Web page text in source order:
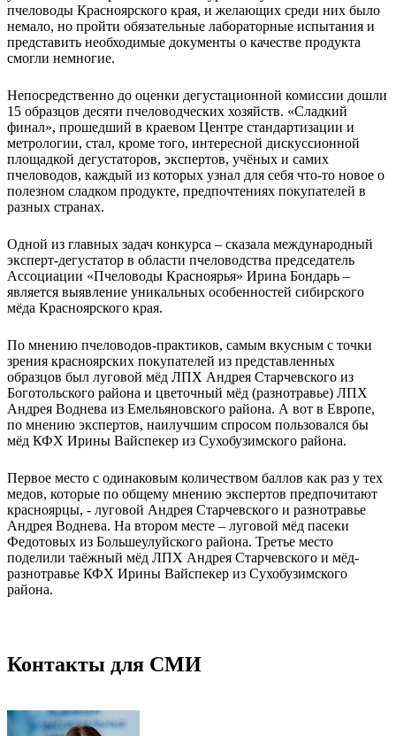
пчеловоды Красноярского края, и желающих среди них было
немало, но пройти обязательные лабораторные испытания и
представить необходимые документы о качестве продукта
смогли немногие.
Непосредственно до оценки дегустационной комиссии дошли
15 образцов десяти пчеловодческих хозяйств. «Сладкий
финал», прошедший в краевом Центре стандартизации и
метрологии, стал, кроме того, интересной дискуссионной
площадкой дегустаторов, экспертов, учёных и самих
пчеловодов, каждый из которых узнал для себя что-то новое о
полезном сладком продукте, предпочтениях покупателей в
разных странах.
Одной из главных задач конкурса – сказала международный
эксперт-дегустатор в области пчеловодства председатель
Ассоциации «Пчеловоды Красноярья» Ирина Бондарь –
является выявление уникальных особенностей сибирского
мёда Красноярского края.
По мнению пчеловодов-практиков, самым вкусным с точки
зрения красноярских покупателей из представленных
образцов был луговой мёд ЛПХ Андрея Старчевского из
Боготольского района и цветочный мёд (разнотравье) ЛПХ
Андрея Воднева из Емельяновского района. А вот в Европе,
по мнению экспертов, наилучшим спросом пользовался бы
мёд КФХ Ирины Вайспекер из Сухобузимского района.
Первое место с одинаковым количеством баллов как раз у тех
медов, которые по общему мнению экспертов предпочитают
красноярцы, - луговой Андрея Старчевского и разнотравье
Андрея Воднева. На втором месте – луговой мёд пасеки
Федотовых из Большеулуйского района. Третье место
поделили таёжный мёд ЛПХ Андрея Старчевского и мёд-
разнотравье КФХ Ирины Вайспекер из Сухобузимского
района.
Контакты для СМИ